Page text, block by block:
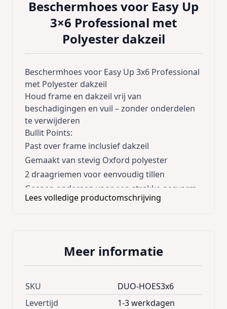
Beschermhoes voor Easy Up
3×6 Professional met
Polyester dakzeil
Beschermhoes voor Easy Up 3x6 Professional
met Polyester dakzeil
Houd frame en dakzeil vrij van
beschadigingen en vuil – zonder onderdelen
te verwijderen
Bullit Points:
Past over frame inclusief dakzeil
Gemaakt van stevig Oxford polyester
2 draagriemen voor eenvoudig tillen
Gespen onderaan voor een strakke pasvorm
Beschermt tegen weersinvloeden en krassen
Afmetingen uitgevouwen , 150 x 60 x 40 cm
Lees volledige productomschrijving
Meer informatie
SKU
DUO-HOES3x6
Levertijd
1-3 werkdagen